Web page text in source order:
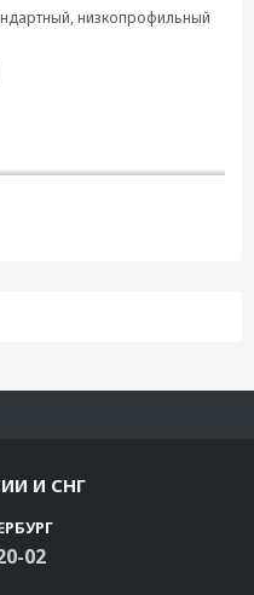
низкопрофильный
И СНГ
02